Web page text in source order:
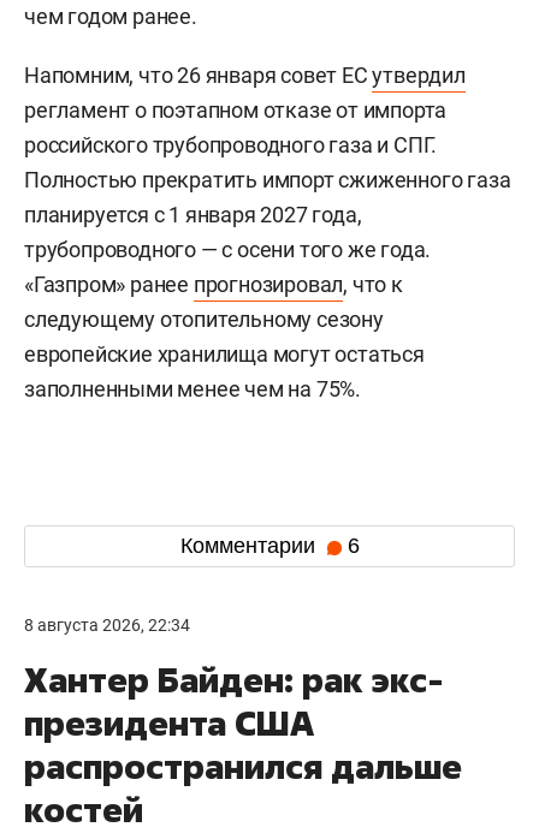
чем годом ранее.
Напомним, что 26 января совет ЕСутвердил
регламент о поэтапном отказе от импорта
российского трубопроводного газа и СПГ.
Полностью прекратить импорт сжиженного газа
планируется с 1 января 2027 года,
трубопроводного — с осени того же года.
«Газпром» ранее прогнозировал, что к
следующему отопительному сезону
европейские хранилища могут остаться
заполненными менее чем на 75%.
Комментарии 6
8 августа 2026, 22:34
Хантер Байден: рак экс-
президента США
распространился дальше
костей